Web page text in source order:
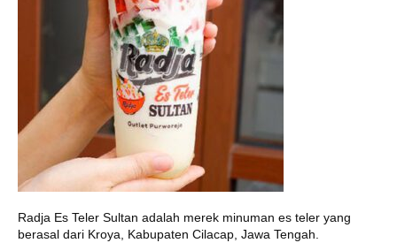
Radja Es Teler Sultan adalah merek minuman es teler yang
berasal dari Kroya, Kabupaten Cilacap, Jawa Tengah.